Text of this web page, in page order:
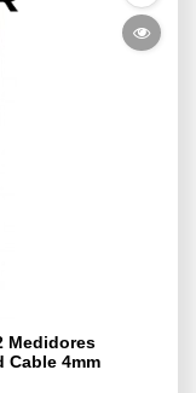
Medidores
Cable 4mm